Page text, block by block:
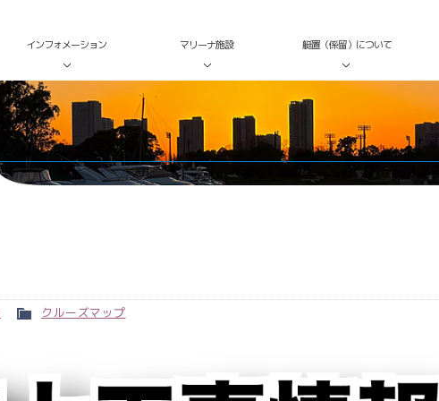
インフォメーション マリーナ施設 艇置（係留）について
クルーズマップ